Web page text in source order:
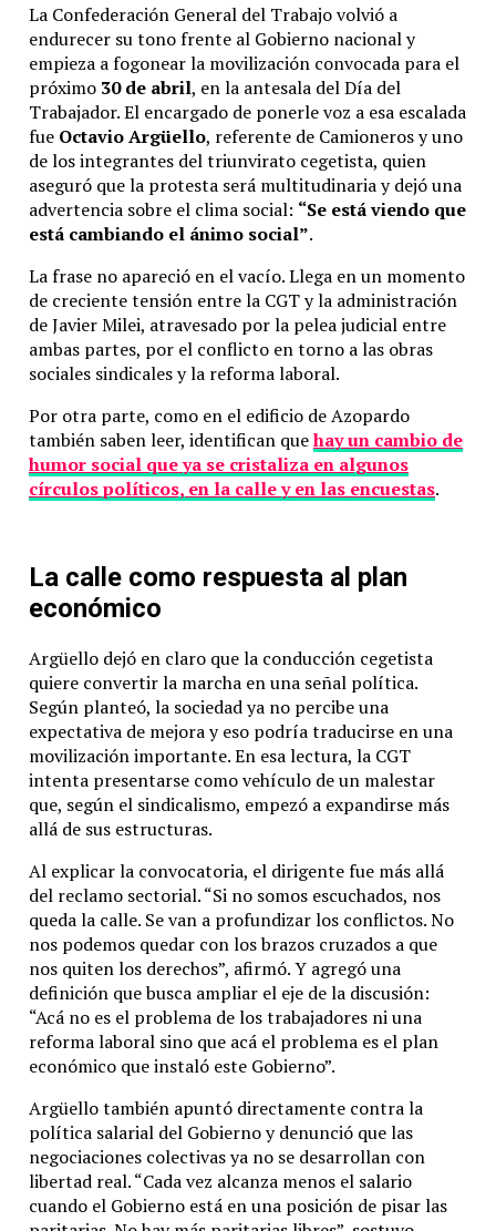
La Confederación General del Trabajo volvió a
endurecer su tono frente al Gobierno nacional y
empieza a fogonear la movilización convocada para el
próximo 30 de abril, en la antesala del Día del
Trabajador. El encargado de ponerle voz a esa escalada
fue Octavio Argüello, referente de Camioneros y uno
de los integrantes del triunvirato cegetista, quien
aseguró que la protesta será multitudinaria y dejó una
advertencia sobre el clima social: “Se está viendo que
está cambiando el ánimo social”.
La frase no apareció en el vacío. Llega en un momento
de creciente tensión entre la CGT y la administración
de Javier Milei, atravesado por la pelea judicial entre
ambas partes, por el conflicto en torno a las obras
sociales sindicales y la reforma laboral.
Por otra parte, como en el edificio de Azopardo
también saben leer, identifican quehay un cambio de
humor social que ya se cristaliza en algunos
círculos políticos, en la calle y en las encuestas.
La calle como respuesta al plan
económico
Argüello dejó en claro que la conducción cegetista
quiere convertir la marcha en una señal política.
Según planteó, la sociedad ya no percibe una
expectativa de mejora y eso podría traducirse en una
movilización importante. En esa lectura, la CGT
intenta presentarse como vehículo de un malestar
que, según el sindicalismo, empezó a expandirse más
allá de sus estructuras.
Al explicar la convocatoria, el dirigente fue más allá
del reclamo sectorial. “Si no somos escuchados, nos
queda la calle. Se van a profundizar los conflictos. No
nos podemos quedar con los brazos cruzados a que
nos quiten los derechos”, afirmó. Y agregó una
definición que busca ampliar el eje de la discusión:
“Acá no es el problema de los trabajadores ni una
reforma laboral sino que acá el problema es el plan
económico que instaló este Gobierno”.
Argüello también apuntó directamente contra la
política salarial del Gobierno y denunció que las
negociaciones colectivas ya no se desarrollan con
libertad real. “Cada vez alcanza menos el salario
cuando el Gobierno está en una posición de pisar las